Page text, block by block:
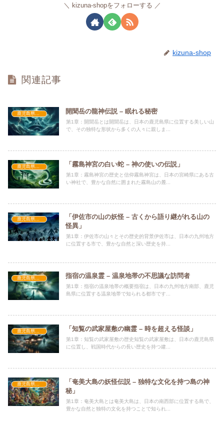
kizuna-shopをフォローする
kizuna-shop
関連記事
鹿児島県怪談 開聞岳の龍神伝説 – 眠れる秘密
第1章：開聞岳とは開聞岳は、日本の鹿児島県に位置する美しい山
で、その独特な形状から多くの人々に親しま...
「霧島神宮の白い蛇 – 神の使いの伝説」
第1章：霧島神宮の歴史と信仰霧島神宮は、日本の宮崎県にある古
い神社で、豊かな自然に囲まれた霧島山の麓...
鹿児島県怪談
「伊佐市の山の妖怪 – 古くから語り継がれる山の
怪異」
第1章：伊佐市の山々とその歴史的背景伊佐市は、日本の九州地方
に位置する市で、豊かな自然と深い歴史を持...
鹿児島県怪談 指宿の温泉霊 – 温泉地帯の不思議な訪問者
第1章：指宿の温泉地帯の概要指宿は、日本の九州地方南部、鹿児
島県に位置する温泉地帯で知られる都市です...
鹿児島県怪談 「知覧の武家屋敷の幽霊 – 時を超える怪談」
第1章：知覧の武家屋敷の歴史知覧の武家屋敷は、日本の鹿児島県
に位置し、戦国時代からの長い歴史を持つ建...
「奄美大島の妖怪伝説 – 独特な文化を持つ島の神
秘」
第1章：奄美大島とは奄美大島は、日本の南西部に位置する島で、
豊かな自然と独特の文化を持つことで知られ...